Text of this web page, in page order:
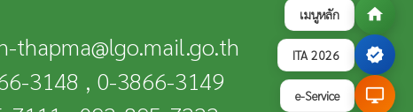
เมนูหลัก home
ITA 2026 verified
e-Service desktop_windows
thapma@lgo.mail.go.th
3148 , 0-3866-3149